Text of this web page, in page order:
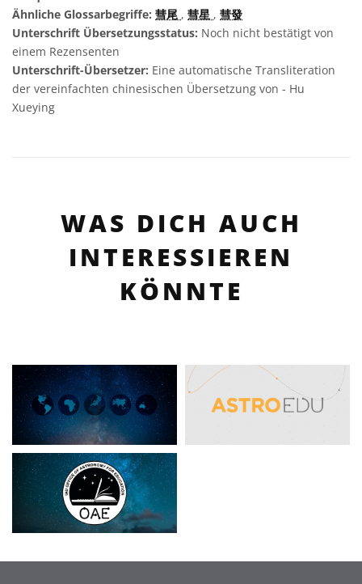
Ähnliche Glossarbegriffe: 彗尾 , 彗星 , 彗發
Unterschrift Übersetzungsstatus: Noch nicht bestätigt von
einem Rezensenten
Unterschrift-Übersetzer: Eine automatische Transliteration
der vereinfachten chinesischen Übersetzung von - Hu
Xueying
WAS DICH AUCH
INTERESSIEREN
KÖNNTE